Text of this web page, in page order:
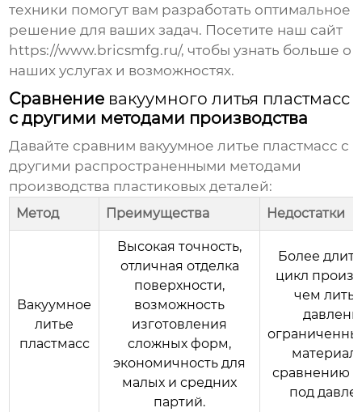
техники помогут вам разработать оптимальное
решение для ваших задач. Посетите наш сайт
https://www.bricsmfg.ru/, чтобы узнать больше о
наших услугах и возможностях.
Сравнение вакуумного литья пластмасс
с другими методами производства
Давайте сравним вакуумное литье пластмасс с
другими распространенными методами
производства пластиковых деталей:
Метод Преимущества Недостатки
Вакуумное
литье
пластмасс
Высокая точность,
отличная отделка
поверхности,
возможность
изготовления
сложных форм,
экономичность для
малых и средних
партий.
Более
цикл
чем
сравнению
под